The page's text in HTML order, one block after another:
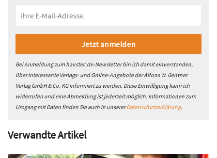
Bei Anmeldung zum haustec.de-Newsletter bin ich damit einverstanden,
über interessante Verlags- und Online-Angebote der Alfons W. Gentner
Verlag GmbH & Co. KG informiert zu werden. Diese Einwilligung kann ich
widerrufen und eine Abmeldung ist jederzeit möglich. Informationen zum
Umgang mit Daten finden Sie auch in unsererDatenschutzerklärung.
Verwandte Artikel